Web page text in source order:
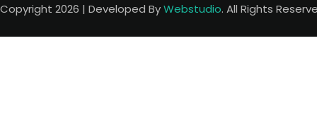
Copyright 2026 | Developed ByWebstudio. All Rights